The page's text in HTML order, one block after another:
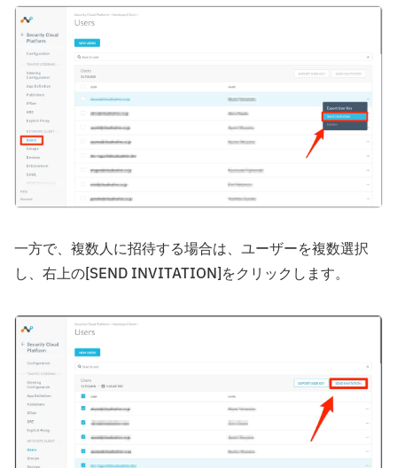
一方で、複数人に招待する場合は、ユーザーを複数選択
し、右上の[SEND INVITATION]をクリックします。